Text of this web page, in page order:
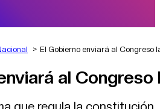
El Gobierno enviará al Congreso
al